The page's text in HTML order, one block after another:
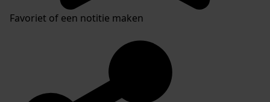
Favoriet of een notitie maken